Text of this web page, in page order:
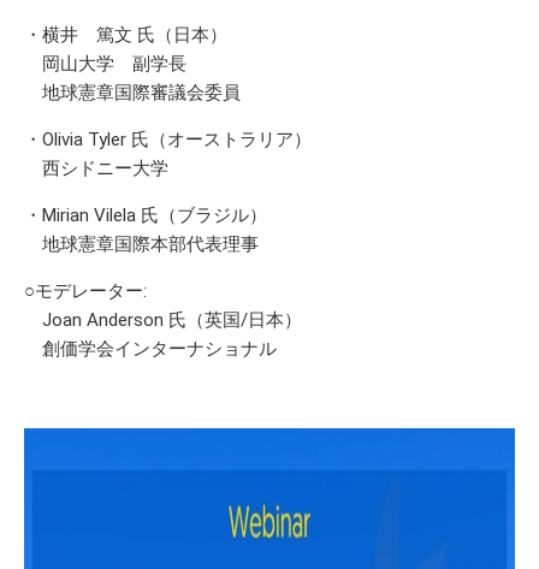
・横井 篤文 氏（日本）
岡山大学 副学長
地球憲章国際審議会委員
・Olivia Tyler 氏（オーストラリア）
西シドニー大学
・Mirian Vilela 氏（ブラジル）
地球憲章国際本部代表理事
○モデレーター:
Joan Anderson 氏（英国/日本）
創価学会インターナショナル